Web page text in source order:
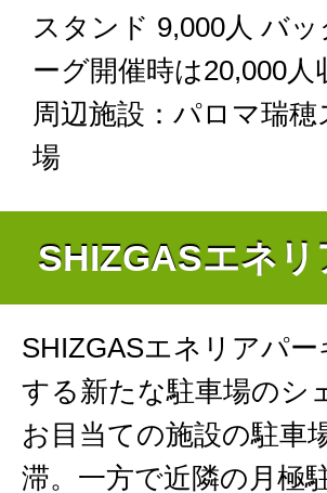
スタンド 9,000人 バ
ーグ開催時は20,000
周辺施設：パロマ瑞
場
SHIZGASエネ
SHIZGASエネリアパ
する新たな駐車場のシ
お目当ての施設の駐車
滞。一方で近隣の月極